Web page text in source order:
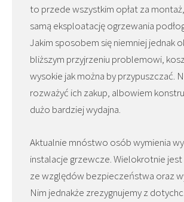
to przede wszystkim opłat za
samą eksploatację ogrzewania
Jakim sposobem się niemniej jednak
bliższym przyjrzeniu problemowi,
wysokie jak można by przypuszczać.
rozważyć ich zakup, albowiem
dużo bardziej wydajna.
Aktualnie mnóstwo osób wymienia
instalacje grzewcze. Wielokrotnie
ze względów bezpieczeństwa oraz
Nim jednakże zrezygnujemy z